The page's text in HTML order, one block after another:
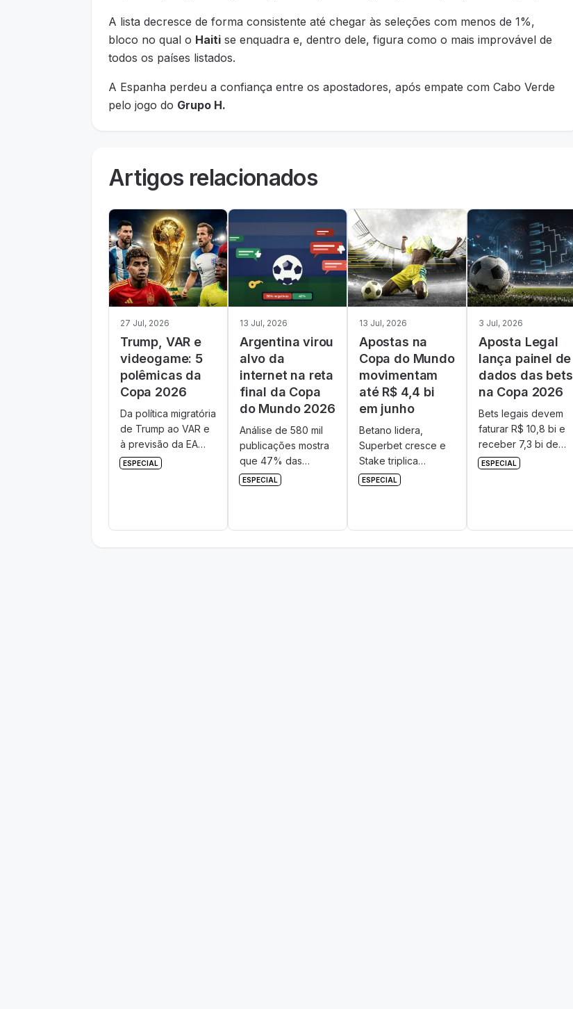
A lista decresce de forma consistente até chegar às seleções com menos de 1%,
bloco no qual o Haiti se enquadra e, dentro dele, figura como o mais improvável de
todos os países listados.
A Espanha perdeu a confiança entre os apostadores, após empate com Cabo Verde
pelo jogo do Grupo H.
Artigos relacionados
27 Jul, 2026
Trump, VAR e
videogame: 5
polêmicas da
Copa 2026
Da política migratória
de Trump ao VAR e
à previsão da EA
Sports, veja as cinco
ESPECIAL
13 Jul, 2026
Argentina virou
alvo da
internet na reta
final da Copa
do Mundo 2026
Análise de 580 mil
publicações mostra
que 47% das
menções à seleção
ESPECIAL
13 Jul, 2026
Apostas na
Copa do Mundo
movimentam
até R$ 4,4 bi
em junho
Betano lidera,
Superbet cresce e
Stake triplica
acessos na fase de
ESPECIAL
3 Jul, 2026
Aposta Legal
lança painel de
dados das bets
na Copa 2026
Bets legais devem
faturar R$ 10,8 bi e
receber 7,3 bi de
acessos na Copa
ESPECIAL